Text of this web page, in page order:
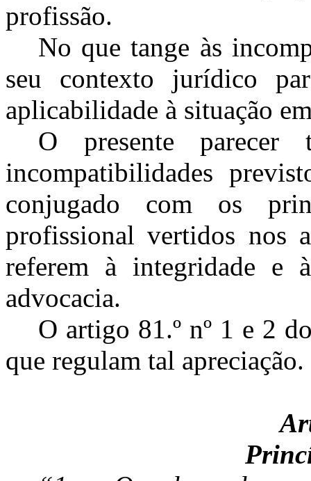
profissão.
No que tange às
seu contexto jurídico
aplicabilidade à situação
O presente
incompatibilidades
conjugado com os
profissional vertidos nos
referem à integridade e
advocacia.
O artigo 81.º nº 1 e 2
que regulam tal apreciação.